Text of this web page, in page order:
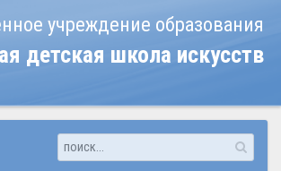
учреждение образования
детская школа искусств